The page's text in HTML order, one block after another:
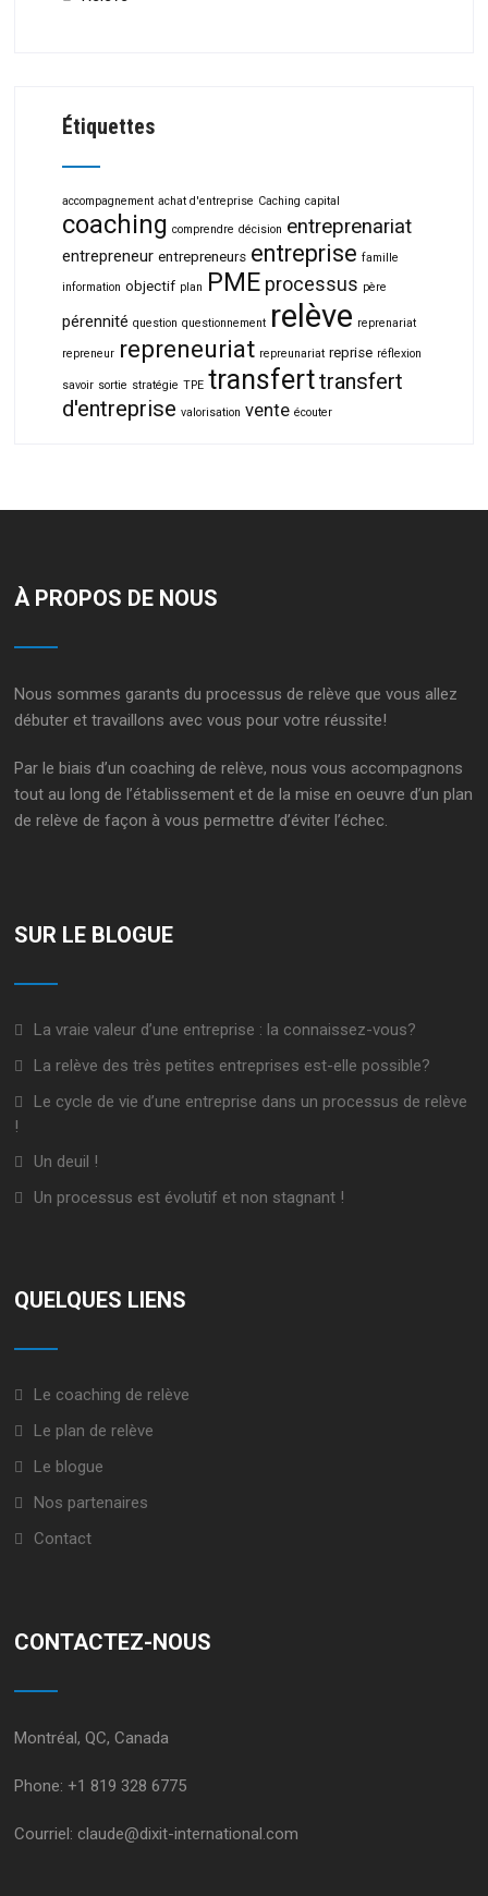
Étiquettes
accompagnement achat d'entreprise Caching capital
coaching comprendre décision entreprenariat
entrepreneur entrepreneurs entreprise famille
information objectif plan PME processus père
pérennité question questionnement relève reprenariat
repreneur repreneuriat repreunariat reprise réflexion
savoir sortie stratégie TPE transferttransfert
d'entreprise valorisation vente écouter
À PROPOS DE NOUS
Nous sommes garants du processus de relève que vous allez
débuter et travaillons avec vous pour votre réussite!
Par le biais d’un coaching de relève, nous vous accompagnons
tout au long de l’établissement et de la mise en oeuvre d’unplan
de relève de façon à vous permettre d’éviter l’échec.
SUR LE BLOGUE
La vraie valeur d’une entreprise : la connaissez-vous?
La relève des très petites entreprises est-elle possible?
Le cycle de vie d’une entreprise dans un processus de relève
!
Un deuil !
Un processus est évolutif et non stagnant !
QUELQUES LIENS
Le coaching de relève
Le plan de relève
Le blogue
Nos partenaires
Contact
CONTACTEZ-NOUS
Montréal, QC, Canada
Phone: +1 819 328 6775
Courriel: claude@dixit-international.com